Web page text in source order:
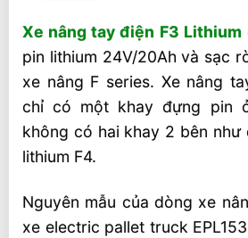
Xe nâng tay điện F3 Lithium
pin lithium 24V/20Ah và sạc
xe nâng F series. Xe nâng
chỉ có một khay đựng pin
không có hai khay 2 bên như
lithium F4.
Nguyên mẫu của dòng xe
xe electric pallet truck